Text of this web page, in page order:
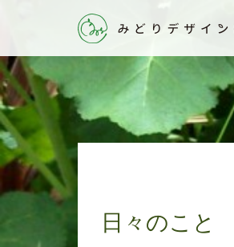
日々のこと